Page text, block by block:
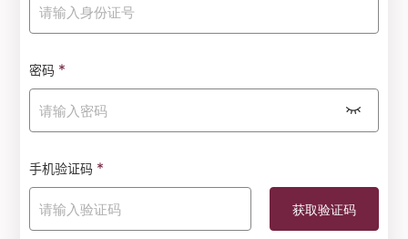
密码 *
手机验证码 *